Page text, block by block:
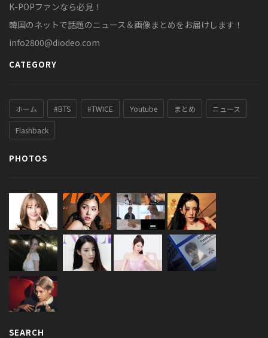
K-POPファンなら必見！
韓国のネットで話題のニュース＆画像まとめをお届けします！
info2800@diodeo.com
CATEGORY
ホーム #BTS #TWICE Youtube まとめ ニュース
Flashback
PHOTOS
SEARCH